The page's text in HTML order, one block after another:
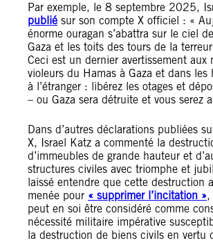
Par exemple, le 8 septembre 2025,
publié sur son compte X officiel : «
énorme ouragan s’abattra sur le ciel
Gaza et les toits des tours de la
Ceci est un dernier avertissement aux
violeurs du Hamas à Gaza et dans les
à l’étranger : libérez les otages et
– ou Gaza sera détruite et vous serez
Dans d’autres déclarations publiées
X, Israel Katz a commenté la
d’immeubles de grande hauteur et
structures civiles avec triomphe et
laissé entendre que cette destruction
menée pour « supprimer l’incitation »,
peut en soi être considéré comme
nécessité militaire impérative
la destruction de biens civils en vertu